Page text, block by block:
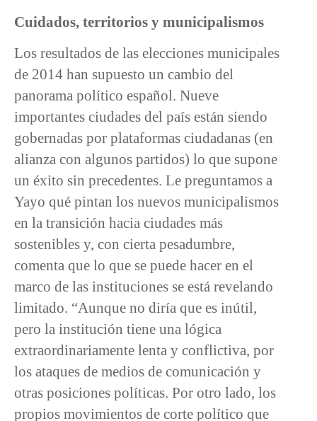
Cuidados, territorios y municipalismos
Los resultados de las elecciones municipales
de 2014 han supuesto un cambio del
panorama político español. Nueve
importantes ciudades del país están siendo
gobernadas por plataformas ciudadanas (en
alianza con algunos partidos) lo que supone
un éxito sin precedentes. Le preguntamos a
Yayo qué pintan los nuevos municipalismos
en la transición hacia ciudades más
sostenibles y, con cierta pesadumbre,
comenta que lo que se puede hacer en el
marco de las instituciones se está revelando
limitado. “Aunque no diría que es inútil,
pero la institución tiene una lógica
extraordinariamente lenta y conflictiva, por
los ataques de medios de comunicación y
otras posiciones políticas. Por otro lado, los
propios movimientos de corte político que